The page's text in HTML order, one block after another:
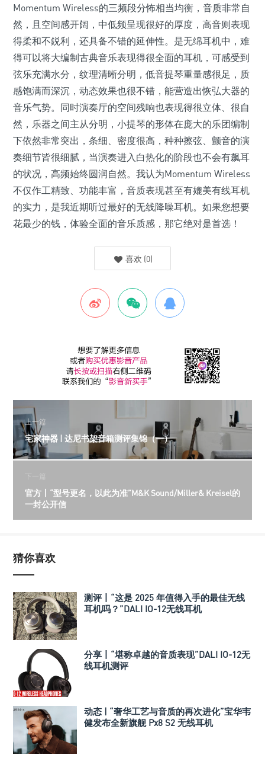
Momentum Wireless的三频段分怖相当均衡，音质非常自
然，且空间感开阔，中低频呈现很好的厚度，高音则表现
得柔和不鋭利，还具备不错的延伸性。是无绵耳机中，难
得可以将大编制古典音乐表现得很全面的耳机，可感受到
弦乐充满水分，纹理清晰分明，低音提琴重量感很足，质
感饱满而深沉，动态效果也很不错，能营造出恢弘大器的
音乐气势。同时演奏厅的空间残响也表现得很立体、很自
然，乐器之间主从分明，小提琴的形体在庞大的乐团编制
下依然非常突出，条细、密度很高，种种擦弦、颤音的演
奏细节皆很细腻，当演奏进入白热化的阶段也不会有飙耳
的状况，高频始终圆润自然。我认为Momentum Wireless
不仅作工精致、功能丰富，音质表现甚至有媲美有线耳机
的实力，是我近期听过最好的无线降噪耳机。如果您想要
花最少的钱，体验全面的音乐质感，那它绝对是首选！
喜欢 (0)
上一篇
宅家神器 | 达尼书架音箱测评集锦（一）
下一篇
官方丨“型号更名，以此为准”M&K Sound/Miller& Kreisel的
一封公开信
猜你喜欢
测评丨“这是 2025 年值得入手的最佳无线
耳机吗？”DALI IO-12无线耳机
分享丨“堪称卓越的音质表现”DALI IO-12无
线耳机测评
动态 | “奢华工艺与音质的再次进化”宝华韦
健发布全新旗舰 Px8 S2 无线耳机